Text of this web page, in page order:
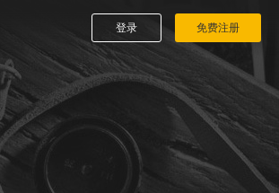
登录 免费注册